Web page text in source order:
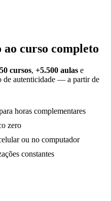
ao curso completo
cursos, +5.500 aulas e
de autenticidade — a partir de
horas complementares
zero
ou no computador
constantes